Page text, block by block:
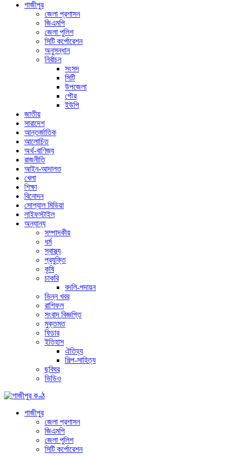
গাজীপুর
জেলা প্রশাসন
জিএমপি
জেলা পুলিশ
সিটি কর্পোরেশন
অনুসন্ধান
নির্বাচন
সংসদ
সিটি
উপজেলা
পৌর
ইউপি
জাতীয়
সারাদেশ
আন্তর্জাতিক
আলোচিত
অর্থ-বাণিজ্য
রাজনীতি
আইন-আদালত
খেলা
শিক্ষা
বিনোদন
সোশ্যাল মিডিয়া
লাইফস্টাইল
অন্যান্য
সম্পাদকীয়
ধর্ম
স্বাস্থ্য
প্রযুক্তি
কৃষি
চাকরি
বদলি-পদায়ন
ভিন্ন খবর
রাশিফল
সংবাদ বিজ্ঞপ্তি
মুক্তমত
ফিচার
ইতিহাস
ঐতিহ্য
শিল্প-সাহিত্য
ছবিঘর
ভিডিও
গাজীপুর
জেলা প্রশাসন
জিএমপি
জেলা পুলিশ
সিটি কর্পোরেশন